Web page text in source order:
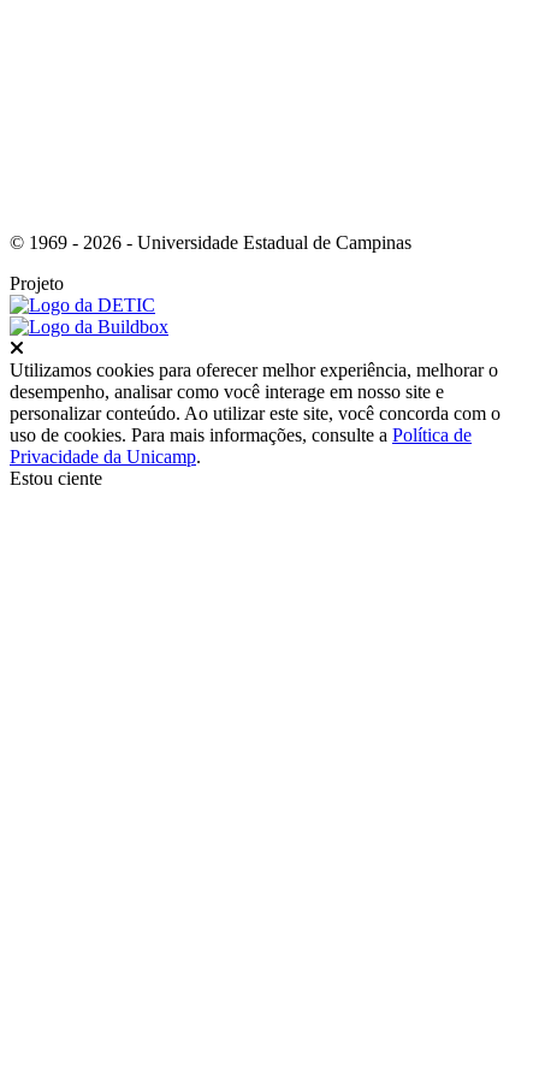
© 1969 - 2026 - Universidade Estadual de Campinas
Projeto
Utilizamos cookies para oferecer melhor experiência, melhorar o
desempenho, analisar como você interage em nosso site e
personalizar conteúdo. Ao utilizar este site, você concorda com o
uso de cookies. Para mais informações, consulte a Política de
Privacidade da Unicamp.
Estou ciente